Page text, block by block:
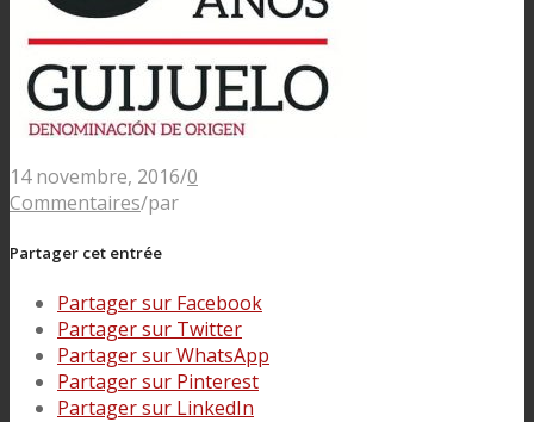
14 novembre, 2016/0
Commentaires/par
Partager cet entrée
Partager sur Facebook
Partager sur Twitter
Partager sur WhatsApp
Partager sur Pinterest
Partager sur LinkedIn